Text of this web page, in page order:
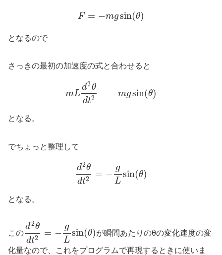
F = −mgsin(θ)
となるので
さっきの最初の加速度の式と合わせると
mL
d2θ
dt2 = −mgsin(θ)
となる。
でちょっと整理して
d2θ
dt2 = −
g
L
sin(θ)
となる。
この
d2θ
dt2 = −
g
L
sin(θ)が瞬間あたりのθの変化速度の変
化量なので、これをプログラムで再現するときに使いま